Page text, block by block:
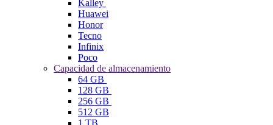
Kalley
Huawei
Honor
Tecno
Infinix
Poco
Capacidad de almacenamiento
64 GB
128 GB
256 GB
512 GB
1 TB